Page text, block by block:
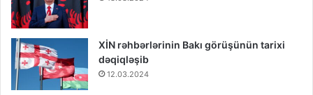
XİN rəhbərlərinin Bakı görüşünün tarixi
dəqiqləşib
12.03.2024